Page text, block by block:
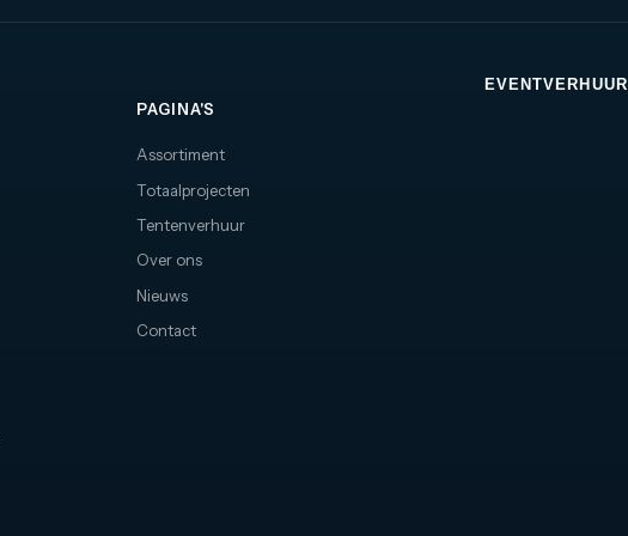
PAGINA'S
Assortiment
Totaalprojecten
Tentenverhuur
Over ons
Nieuws
Contact
EVENTVERHUUR